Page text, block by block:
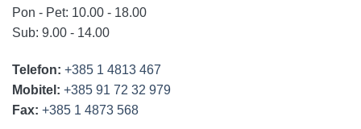
Pon - Pet: 10.00 - 18.00
Sub: 9.00 - 14.00
Telefon: +385 1 4813 467
Mobitel: +385 91 72 32 979
Fax: +385 1 4873 568